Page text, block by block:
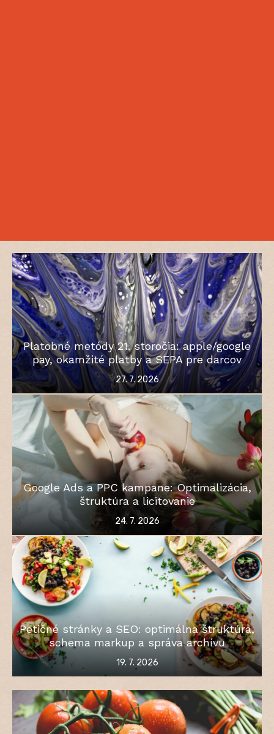
Platobné metódy 21. storočia: apple/google
pay, okamžité platby a SEPA pre darcov
Posted
on
27. 7. 2026
Google Ads a PPC kampane: Optimalizácia,
štruktúra a licitovanie
Posted
on
24. 7. 2026
Petičné stránky a SEO: optimálna štruktúra,
schema markup a správa archívu
Posted
on
19. 7. 2026